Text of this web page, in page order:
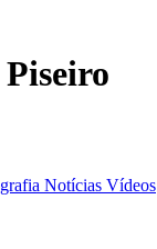
Notícias Vídeos